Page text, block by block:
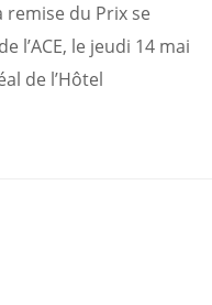
remise du Prix se
l’ACE, le jeudi 14 mai
de l’Hôtel